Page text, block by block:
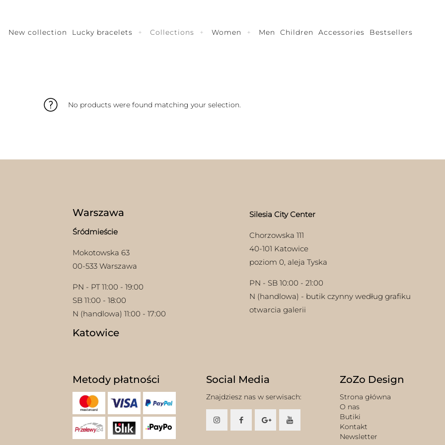
New collection Lucky bracelets Collections Women Men Children Accessories Bestsellers
No products were found matching your selection.
Warszawa
Śródmieście
Mokotowska 63
00-533 Warszawa
PN - PT 11:00 - 19:00
SB 11:00 - 18:00
N (handlowa) 11:00 - 17:00
Katowice
Silesia City Center
Chorzowska 111
40-101 Katowice
poziom 0, aleja Tyska
PN - SB 10:00 - 21:00
N (handlowa) - butik czynny według grafiku
otwarcia galerii
Metody płatności Social Media
Znajdziesz nas w serwisach:
ZoZo Design
Strona główna
O nas
Butiki
Kontakt
Newsletter